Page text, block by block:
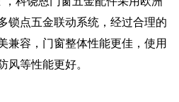
锁点五金联动系统，经过合理的
兼容，门窗整体性能更佳，使用
风等性能更好。